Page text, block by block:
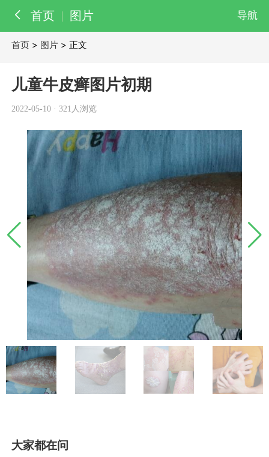
首页 图片 导航
首页 > 图片 > 正文
儿童牛皮癣图片初期
2022-05-10 · 321人浏览
大家都在问